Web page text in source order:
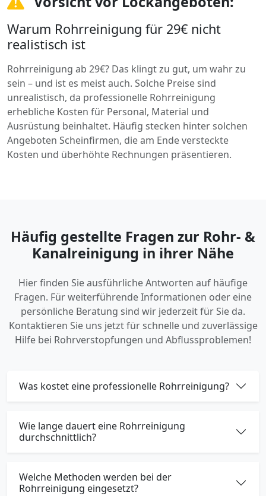
Warum Rohrreinigung für 29€ nicht
realistisch ist
Rohrreinigung ab 29€? Das klingt zu gut, um wahr zu
sein – und ist es meist auch. Solche Preise sind
unrealistisch, da professionelle Rohrreinigung
erhebliche Kosten für Personal, Material und
Ausrüstung beinhaltet. Häufig stecken hinter solchen
Angeboten Scheinfirmen, die am Ende versteckte
Kosten und überhöhte Rechnungen präsentieren.
Häufig gestellte Fragen zur Rohr- &
Kanalreinigung in ihrer Nähe
Hier finden Sie ausführliche Antworten auf häufige
Fragen. Für weiterführende Informationen oder eine
persönliche Beratung sind wir jederzeit für Sie da.
Kontaktieren Sie uns jetzt für schnelle und zuverlässige
Hilfe bei Rohrverstopfungen und Abflussproblemen!
Was kostet eine professionelle Rohrreinigung?
Wie lange dauert eine Rohrreinigung
durchschnittlich?
Welche Methoden werden bei der
Rohrreinigung eingesetzt?